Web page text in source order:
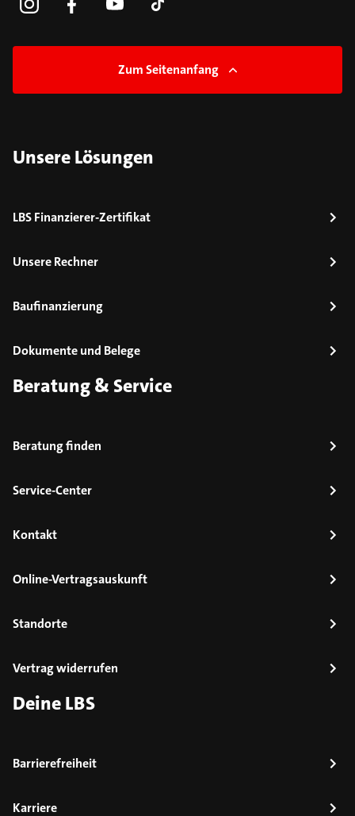
Zum Seitenanfang
Unsere Lösungen
LBS Finanzierer-Zertifikat
Unsere Rechner
Baufinanzierung
Dokumente und Belege
Beratung & Service
Beratung finden
Service-Center
Kontakt
Online-Vertragsauskunft
Standorte
Vertrag widerrufen
Deine LBS
Barrierefreiheit
Karriere